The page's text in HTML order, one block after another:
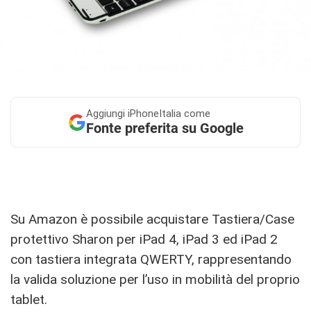
Aggiungi iPhoneItalia come
Fonte preferita su Google
Su Amazon è possibile acquistare Tastiera/Case
protettivo Sharon per iPad 4, iPad 3 ed iPad 2
con tastiera integrata QWERTY, rappresentando
la valida soluzione per l’uso in mobilità del proprio
tablet.